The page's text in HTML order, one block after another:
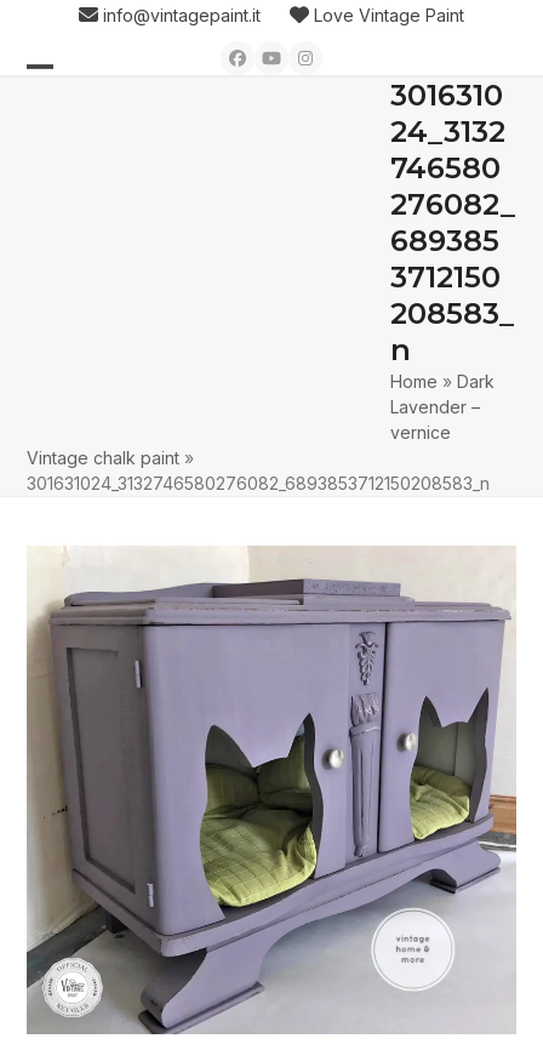
content
info@vintagepaint.it Love Vintage Paint
Facebook
YouTubeInstagram
3016310
24_3132
746580
276082_
689385
3712150
208583_
n
Home »Dark
Lavender –
vernice
Vintage chalk paint »
301631024_3132746580276082_6893853712150208583_n